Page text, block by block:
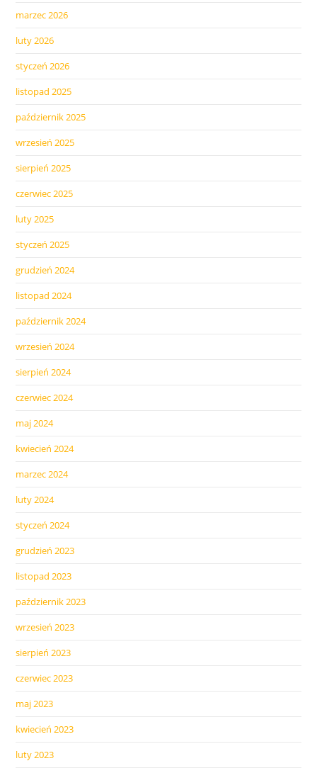
marzec 2026
luty 2026
styczeń 2026
listopad 2025
październik 2025
wrzesień 2025
sierpień 2025
czerwiec 2025
luty 2025
styczeń 2025
grudzień 2024
listopad 2024
październik 2024
wrzesień 2024
sierpień 2024
czerwiec 2024
maj 2024
kwiecień 2024
marzec 2024
luty 2024
styczeń 2024
grudzień 2023
listopad 2023
październik 2023
wrzesień 2023
sierpień 2023
czerwiec 2023
maj 2023
kwiecień 2023
luty 2023